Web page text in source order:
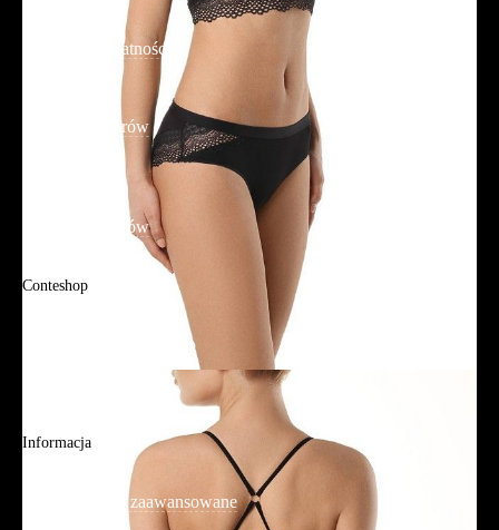
Polityka prywatności
Tabela rozmiarów
Tabela rozmiarów
Conteshop
Adres sklepu firmowego
Informacja
Wyszukiwanie zaawansowane